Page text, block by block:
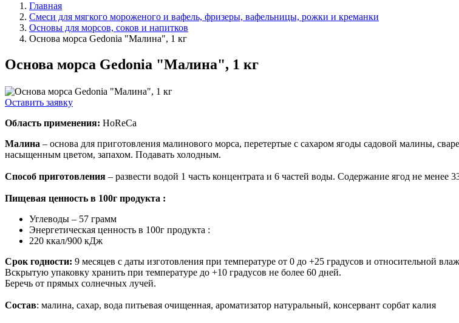
Главная
Смеси для мягкого мороженого и вафель, фризеры, вафельницы, рожки и креманки
Основы для морсов, соков и напитков
Основа морса Gedonia "Малина", 1 кг
Основа морса Gedonia "Малина", 1 кг
Оставить заявку
Область применения: HoReCa
Малина – основа для приготовления малинового морса, перетертые с сахаром ягоды садовой малины,
насыщенным цветом, запахом. Подавать холодным.
Способ приготовления – развести водой 1 часть концентрата и 6 частей воды. Содержание ягод не менее
Пищевая ценность в 100г продукта :
Углеводы – 57 грамм
Энергетическая ценность в 100г продукта :
220 ккал/900 кДж
Срок годности: 9 месяцев с даты изготовления при температуре от 0 до +25 градусов и относительной
Вскрытую упаковку хранить при температуре до +10 градусов не более 60 дней.
Беречь от прямых солнечных лучей.
Состав: малина, сахар, вода питьевая очищенная, ароматизатор натуральный, консервант сорбат калия